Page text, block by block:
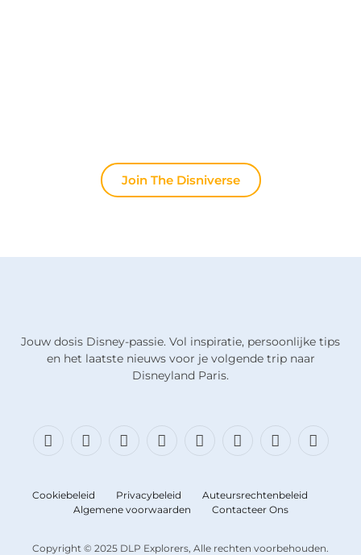
Join The Disniverse
Jouw dosis Disney-passie. Vol inspiratie, persoonlijke tips
en het laatste nieuws voor je volgende trip naar
Disneyland Paris.
Facebook
X
BlueskyInstagramDradenTikTok DiscordRSS
Copyright © 2025 DLP Explorers, Alle rechten voorbehouden.
Cookiebeleid Privacybeleid
Auteursrechtenbeleid
Algemene voorwaarden
Contacteer Ons